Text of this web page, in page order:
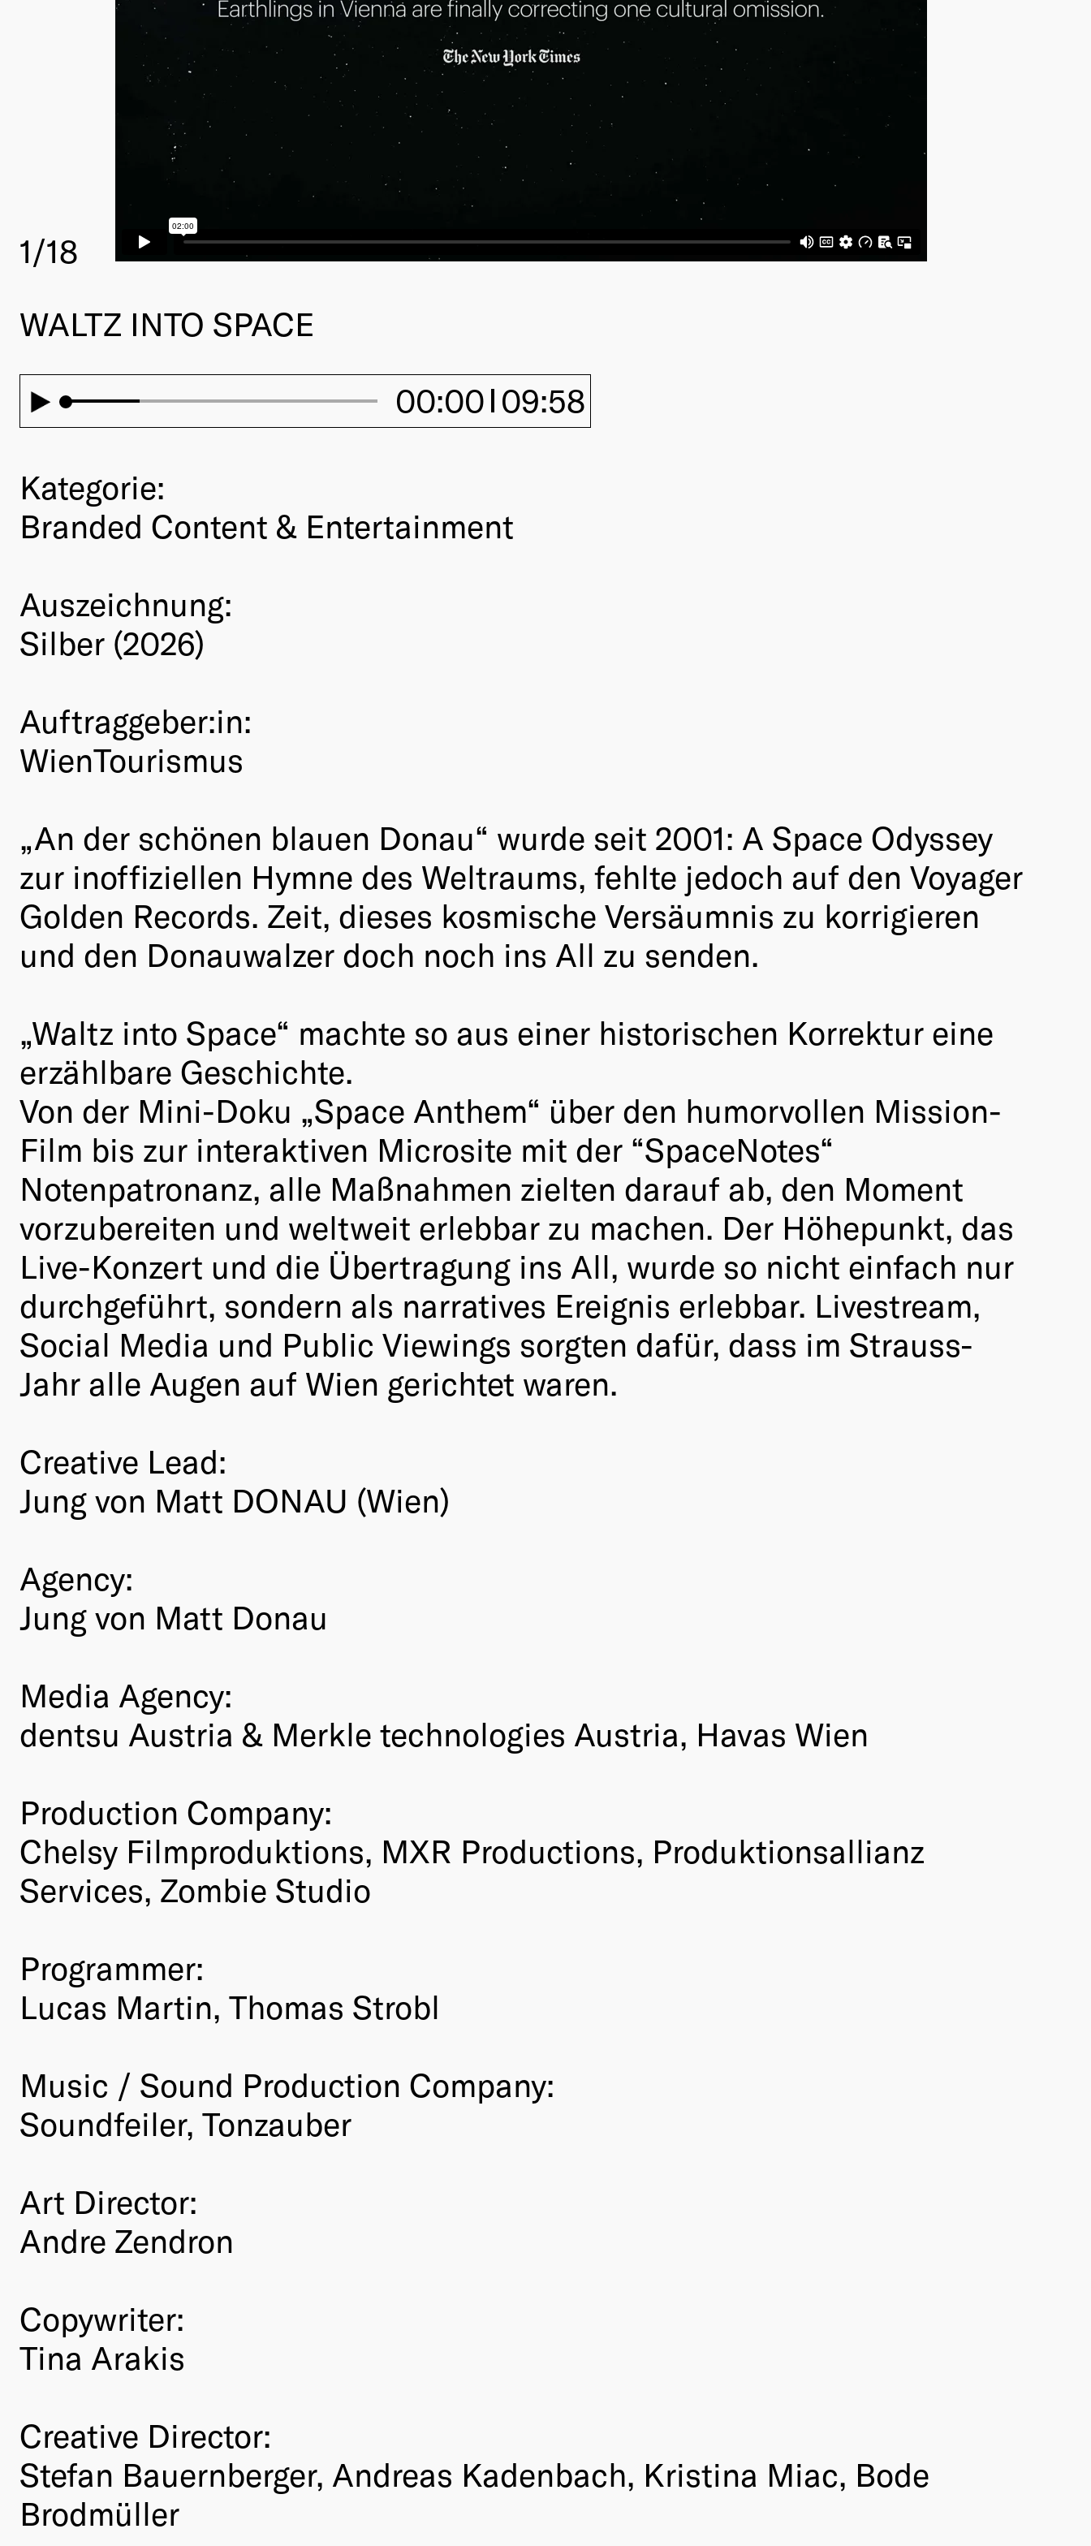
1/18
WALTZ INTO SPACE
00:00 09:58
Kategorie:
Branded Content & Entertainment
Auszeichnung:
Silber (2026)
Auftraggeber:in:
WienTourismus
„An der schönen blauen Donau“ wurde seit 2001: A Space Odyssey
zur inoffiziellen Hymne des Weltraums, fehlte jedoch auf den Voyager
Golden Records. Zeit, dieses kosmische Versäumnis zu korrigieren
und den Donauwalzer doch noch ins All zu senden.
„Waltz into Space“ machte so aus einer historischen Korrektur eine
erzählbare Geschichte.
Von der Mini-Doku „Space Anthem“ über den humorvollen Mission-
Film bis zur interaktiven Microsite mit der “SpaceNotes“
Notenpatronanz, alle Maßnahmen zielten darauf ab, den Moment
vorzubereiten und weltweit erlebbar zu machen. Der Höhepunkt, das
Live-Konzert und die Übertragung ins All, wurde so nicht einfach nur
durchgeführt, sondern als narratives Ereignis erlebbar. Livestream,
Social Media und Public Viewings sorgten dafür, dass im Strauss-
Jahr alle Augen auf Wien gerichtet waren.
Creative Lead:
Jung von Matt DONAU (Wien)
Agency:
Jung von Matt Donau
Media Agency:
dentsu Austria & Merkle technologies Austria, Havas Wien
Production Company:
Chelsy Filmproduktions, MXR Productions, Produktionsallianz
Services, Zombie Studio
Programmer:
Lucas Martin, Thomas Strobl
Music / Sound Production Company:
Soundfeiler, Tonzauber
Art Director:
Andre Zendron
Copywriter:
Tina Arakis
Creative Director:
Stefan Bauernberger, Andreas Kadenbach, Kristina Miac, Bode
Brodmüller